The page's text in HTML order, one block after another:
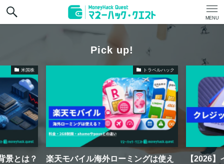
MENU
Pick up!
米国株
景とは？
トラベルハック
楽天モバイル海外ローミングは使え
【2026